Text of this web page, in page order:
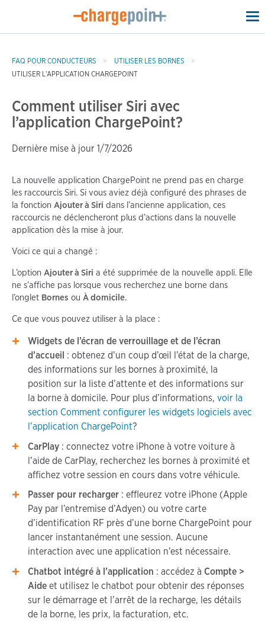
FAQ POUR CONDUCTEURS
UTILISER LES BORNES
UTILISER L’APPLICATION CHARGEPOINT
Comment utiliser Siri avec
l’application ChargePoint?
Dernière mise à jour 1/7/2026
La nouvelle application ChargePoint ne prend pas en charge
les raccourcis Siri. Si vous aviez déjà configuré des phrases de
la fonction Ajouter à Siri dans l’ancienne application, ces
raccourcis ne déclencheront plus d’actions dans la nouvelle
application dès la mise à jour.
Voici ce qui a changé :
L’option Ajouter à Siri a été supprimée de la nouvelle appli. Elle
ne s’affiche pas lorsque vous recherchez une borne dans
l’onglet Bornes ou À domicile.
Ce que vous pouvez utiliser à la place :
Widgets de l’écran de verrouillage et de l’écran
d’accueil : obtenez d’un coup d’œil l’état de la charge,
des informations sur les bornes à proximité, la
position sur la liste d’attente et des informations sur
la borne à domicile. Pour plus d’informations,voir la
section Comment configurer les widgets logiciels avec
l’application ChargePoint?
CarPlay : connectez votre iPhone à votre voiture à
l’aide de CarPlay, recherchez les bornes à proximité et
affichez votre session en cours dans votre véhicule.
Passer pour recharger : effleurez votre iPhone (Apple
Pay par l’entremise d’Adyen) ou votre carte
d’identification RF près d’une borne ChargePoint pour
lancer instantanément une session. Aucune
interaction avec une application n’est nécessaire.
Chatbot intégré à l’application : accédez àCompte >
Aide et utilisez le chatbot pour obtenir des réponses
sur le démarrage et l’arrêt de la recharge, les détails
de la borne, les prix, la facturation, etc.